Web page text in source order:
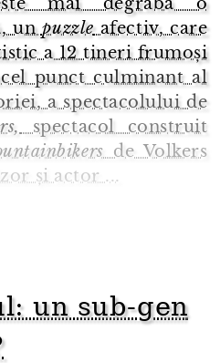
unpuzzleafectiv, care
a 12 tineri frumoși
punct culminant al
a spectacolului de
spectacol construit
de Volkers
și actor ...
un sub-gen